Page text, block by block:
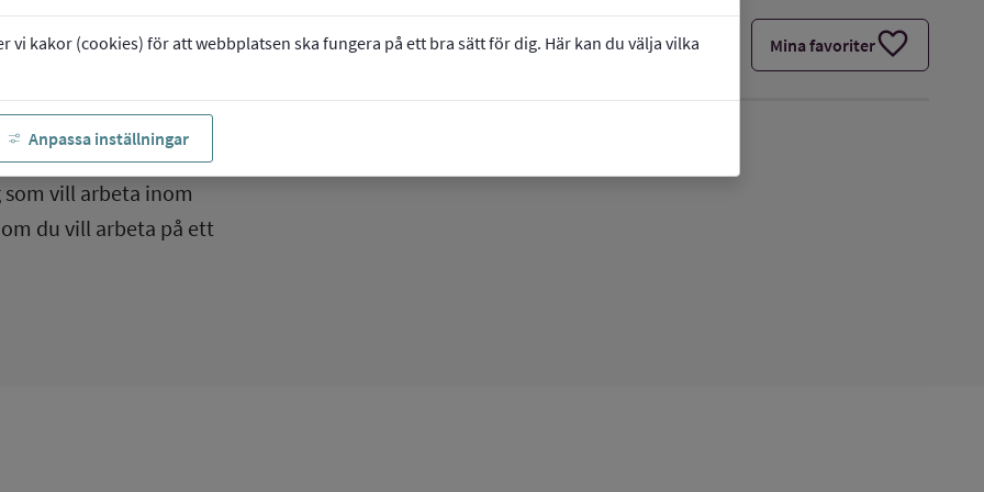
vi kakor (cookies) för att webbplatsen ska fungera på ett bra sätt för dig. Här kan du välja vilka
Anpassa inställningar
Mina favoriterfavorite
vill arbeta inom
du vill arbeta på ett